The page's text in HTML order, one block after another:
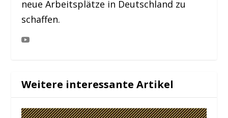
neue Arbeitsplätze in Deutschland zu
schaffen.
Weitere interessante Artikel